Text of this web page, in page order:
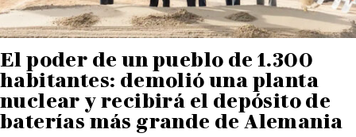
El poder de un pueblo de 1.300
habitantes: demolió una planta
nuclear y recibirá el depósito de
baterías más grande de Alemania